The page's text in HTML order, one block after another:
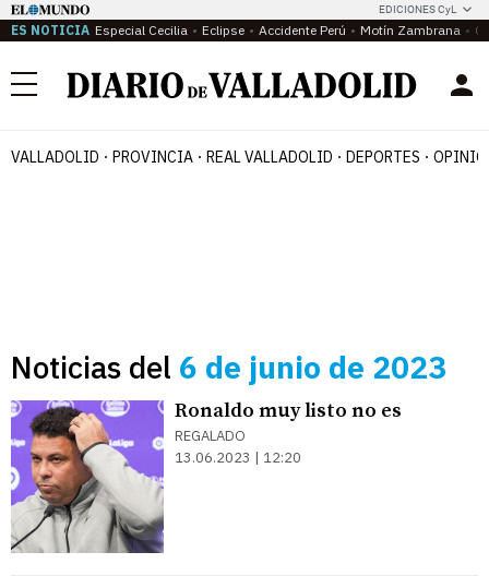
EDICIONES CyL
ES NOTICIA Especial Cecilia Eclipse Accidente Perú Motín Zambrana
Menú
VALLADOLID PROVINCIA REAL VALLADOLID DEPORTES
Noticias del 6 de junio de 2023
Ronaldo muy listo no es
REGALADO
13.06.2023 | 12:20